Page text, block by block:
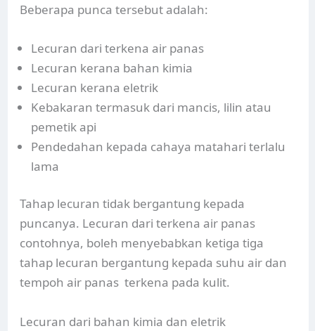
Beberapa punca tersebut adalah:
Lecuran dari terkena air panas
Lecuran kerana bahan kimia
Lecuran kerana eletrik
Kebakaran termasuk dari mancis, lilin atau
pemetik api
Pendedahan kepada cahaya matahari terlalu
lama
Tahap lecuran tidak bergantung kepada
puncanya. Lecuran dari terkena air panas
contohnya, boleh menyebabkan ketiga tiga
tahap lecuran bergantung kepada suhu air dan
tempoh air panas terkena pada kulit.
Lecuran dari bahan kimia dan eletrik